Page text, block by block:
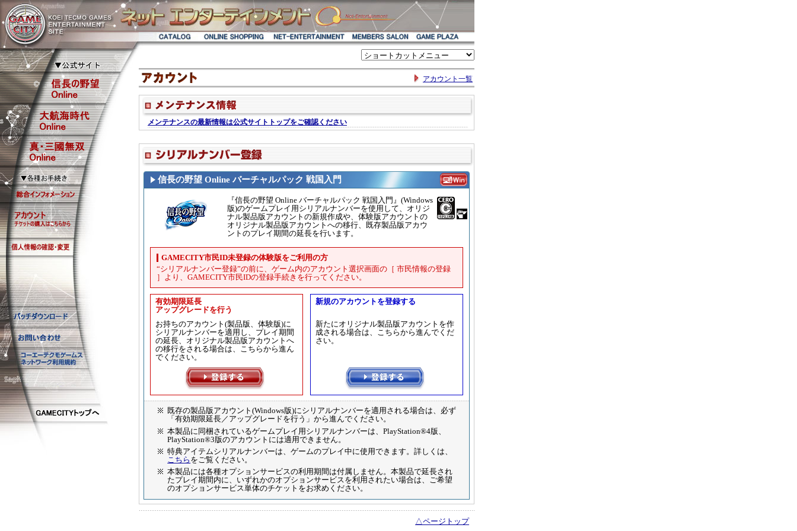
アカウント一覧
信長の野望 Online バーチャルパック 戦国入門
『信長の野望 Online バーチャルパック 戦国入門』(Windows
版)のゲームプレイ用シリアルナンバーを使用して、オリジ
ナル製品版アカウントの新規作成や、体験版アカウントの
オリジナル製品版アカウントへの移行、既存製品版アカウ
ントのプレイ期間の延長を行います。
GAMECITY市民ID未登録の体験版をご利用の方
“シリアルナンバー登録”の前に、ゲーム内のアカウント選択画面の［ 市民情報の登録
］より、GAMECITY市民IDの登録手続きを行ってください。
有効期限延長
アップグレードを行う
お持ちのアカウント(製品版、体験版)に
シリアルナンバーを適用し、プレイ期間
の延長、オリジナル製品版アカウントへ
の移行をされる場合は、こちらから進ん
でください。
新規のアカウントを登録する
新たにオリジナル製品版アカウントを作
成される場合は、こちらから進んでくだ
さい。
既存の製品版アカウント(Windows版)にシリアルナンバーを適用される場合は、必ず
「有効期限延長／アップグレードを行う」から進んでください。
本製品に同梱されているゲームプレイ用シリアルナンバーは、PlayStation®4版、
PlayStation®3版のアカウントには適用できません。
特典アイテムシリアルナンバーは、ゲームのプレイ中に使用できます。詳しくは、
こちら をご覧ください。
本製品には各種オプションサービスの利用期間は付属しません。本製品で延長され
たプレイ期間内に、いずれかのオプションサービスを利用されたい場合は、ご希望
のオプションサービス単体のチケットをお求めください。
△ページトップ